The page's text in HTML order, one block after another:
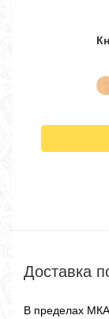
Доставка
В пределах